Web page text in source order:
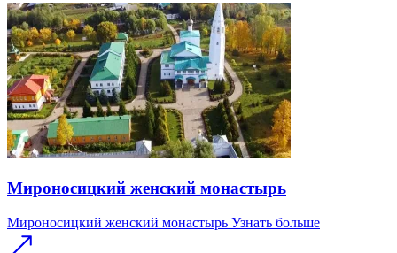
Мироносицкий женский монастырь
Мироносицкий женский монастырь Узнать больше